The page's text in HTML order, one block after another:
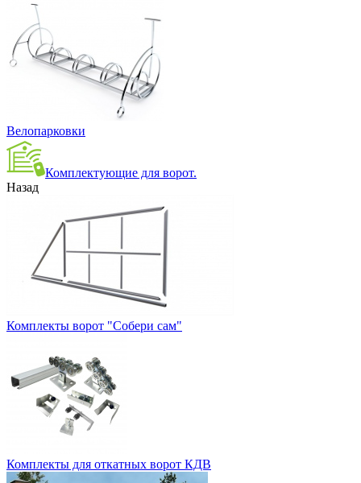
Велопарковки
Комплектующие для ворот.
Назад
Комплекты ворот "Собери сам"
Комплекты для откатных ворот КДВ